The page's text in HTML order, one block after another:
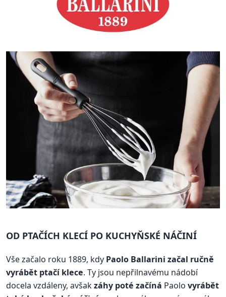
OD PTAČÍCH KLECÍ PO KUCHYŇSKÉ NÁČINÍ
Vše začalo roku 1889, kdy Paolo Ballarini začal ručně
vyrábět ptačí klece. Ty jsou nepřilnavému nádobí
docela vzdáleny, avšakzáhy poté začíná Paolo vyrábět